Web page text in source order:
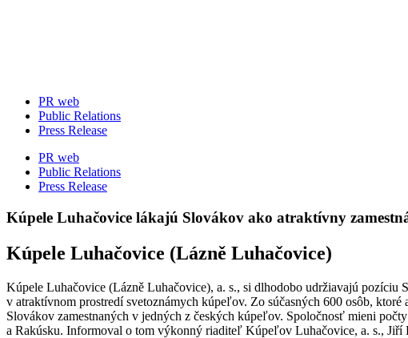
PR web
Public Relations
Press Release
PR web
Public Relations
Press Release
Kúpele Luhačovice lákajú Slovákov ako atraktívny
Kúpele Luhačovice (Lázně Luhačovice)
Kúpele Luhačovice (Lázně Luhačovice), a. s., si dlhodobo udržiavajú pozíciu
v atraktívnom prostredí svetoznámych kúpeľov. Zo súčasných 600 osôb,
Slovákov zamestnaných v jedných z českých kúpeľov. Spoločnosť mieni
a Rakúsku. Informoval o tom výkonný riaditeľ Kúpeľov Luhačovice, a. s., Jiří